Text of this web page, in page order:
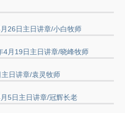
26日主日讲章/小白牧师
月19日主日讲章/晓峰牧师
日讲章/袁灵牧师
5日主日讲章/冠辉长老